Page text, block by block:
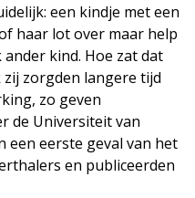
een kindje met een
haar lot over maar help
kind. Hoe zat dat
zorgden langere tijd
zo geven
de Universiteit van
een eerste geval van het
en publiceerden